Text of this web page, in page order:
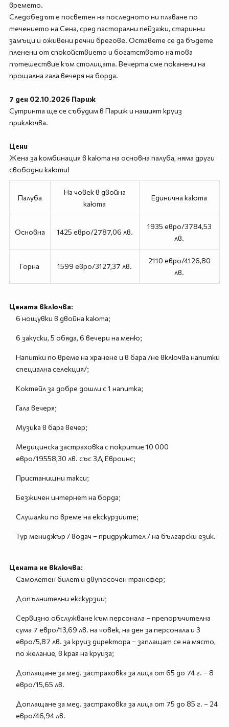
времето.
Следобедът е посветен на последното ни плаване по
течението на Сена, сред пасторални пейзажи, старинни
замъци и оживени речни брегове. Оставете се да бъдете
пленени от спокойствието и богатството на това
пътешествие към столицата. Вечерта сме поканени на
прощална гала вечеря на борда.
7 ден 02.10.2026 Париж
Сутринта ще се събудим в Париж и нашият круиз
приключва.
Цени
Жена за комбинация в каюта на основна палуба, няма други
свободни каюти!
Палуба
На човек в двойна
каюта
Единична каюта
Основна 1425 евро/2787,06 лв.
1935 евро/3784,53
лв.
Горна 1599 евро/3127,37 лв.
2110 евро/4126,80
лв.
Цената включва:
6 нощувки в двойна каюта;
6 закуски, 5 обяда, 6 вечери на меню;
Напитки по време на хранене и в бара /не включва напитки
специална селекция/;
Коктейл за добре дошли с 1 напитка;
Гала вечеря;
Музика в бара вечер;
Медицинска застраховка с покритие 10 000
евро/19558,30 лв. със ЗД Евроинс;
Пристанищни такси;
Безжичен интернет на борда;
Слушалки по време на екскурзиите;
Тур мениджър / водач – придружител / на български език.
Цената не включва:
Самолетен билет и двупосочен трансфер;
Допълнителни екскурзии;
Сервизно обслужване към персонала – препоръчителна
сума 7 евро/13,69 лв. на човек, на ден за персонала и 3
евро/5,87 лв. за круиз директора – заплащат се на място,
по желание, в края на круиза;
Доплащане за мед. застраховка за лица от 65 до 74 г. – 8
евро/15,65 лв.
Доплащане за мед. застраховка за лица от 75 до 85 г. – 24
евро/46,94 лв.